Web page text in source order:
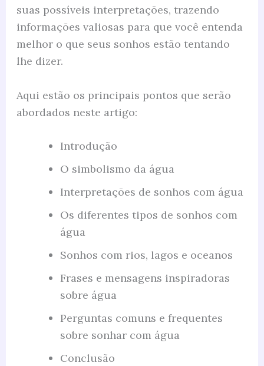
suas possíveis interpretações, trazendo
informações valiosas para que você entenda
melhor o que seus sonhos estão tentando
lhe dizer.
Aqui estão os principais pontos que serão
abordados neste artigo:
Introdução
O simbolismo da água
Interpretações de sonhos com água
Os diferentes tipos de sonhos com
água
Sonhos com rios, lagos e oceanos
Frases e mensagens inspiradoras
sobre água
Perguntas comuns e frequentes
sobre sonhar com água
Conclusão